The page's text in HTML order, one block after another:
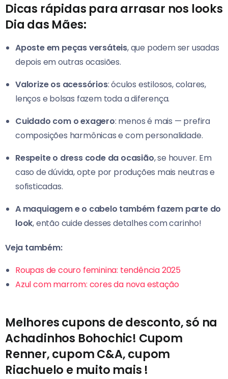
Dicas rápidas para arrasar nos looks
Dia das Mães:
Aposte em peças versáteis, que podem ser usadas
depois em outras ocasiões.
Valorize os acessórios: óculos estilosos, colares,
lenços e bolsas fazem toda a diferença.
Cuidado com o exagero: menos é mais — prefira
composições harmônicas e com personalidade.
Respeite o dress code da ocasião, se houver. Em
caso de dúvida, opte por produções mais neutras e
sofisticadas.
A maquiagem e o cabelo também fazem parte do
look, então cuide desses detalhes com carinho!
Veja também:
Roupas de couro feminina: tendência 2025
Azul com marrom: cores da nova estação
Melhores cupons de desconto, só na
Achadinhos Bohochic! Cupom
Renner, cupom C&A, cupom
Riachuelo e muito mais !